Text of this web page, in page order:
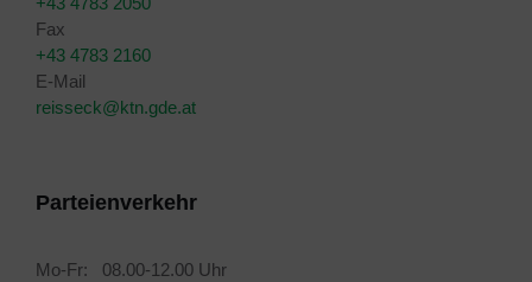
Fax
+43 4783 2160
E-Mail
reisseck@ktn.gde.at
Parteienverkehr
Mo-Fr: 08.00-12.00 Uhr